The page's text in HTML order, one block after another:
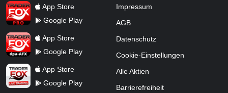
TraderFox ProApp Store
Google Play
TraderFox dpa-AFX ProFeed
App Store
Google Play
TraderFox Live Trading
App Store
Google Play
Impressum
AGB
Datenschutz
Cookie-Einstellungen
Alle Aktien
Barrierefreiheit